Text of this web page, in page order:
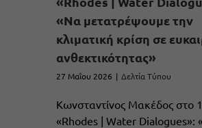
«Να μετατρέψουμε την
κλιματική κρίση σε
ανθεκτικότητας»
27 Μαΐου 2026 | Δελτία Τύπου
Κωνσταντίνος Μακέδος στο
«Rhodes | Water Dialogues»: